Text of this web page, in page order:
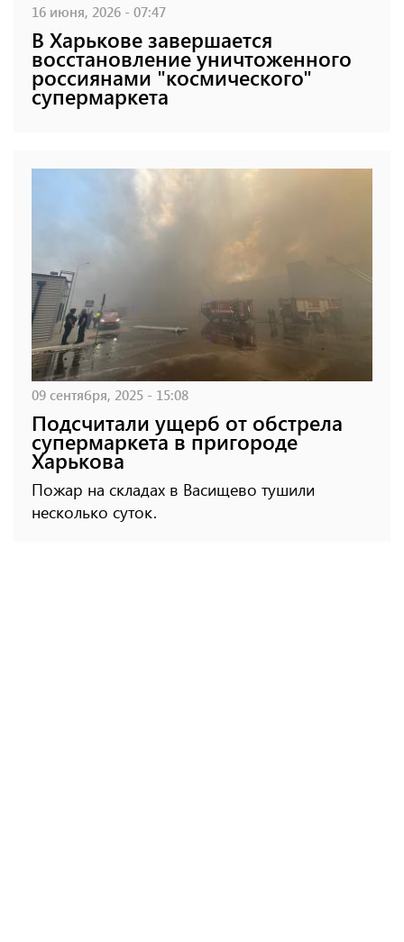
16 июня, 2026 - 07:47
В Харькове завершается
восстановление уничтоженного
россиянами "космического"
супермаркета
09 сентября, 2025 - 15:08
Подсчитали ущерб от обстрела
супермаркета в пригороде
Харькова
Пожар на складах в Васищево тушили
несколько суток.